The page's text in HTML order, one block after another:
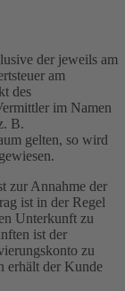
der jeweils am
am
des
im Namen
B.
gelten, so wird
zur Annahme der
ist in der Regel
Unterkunft zu
ist der
zu
erhält der Kunde